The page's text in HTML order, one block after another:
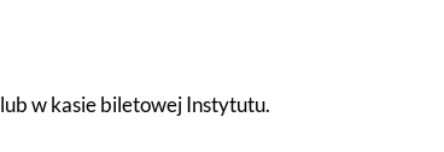
lub w kasie biletowej Instytutu.